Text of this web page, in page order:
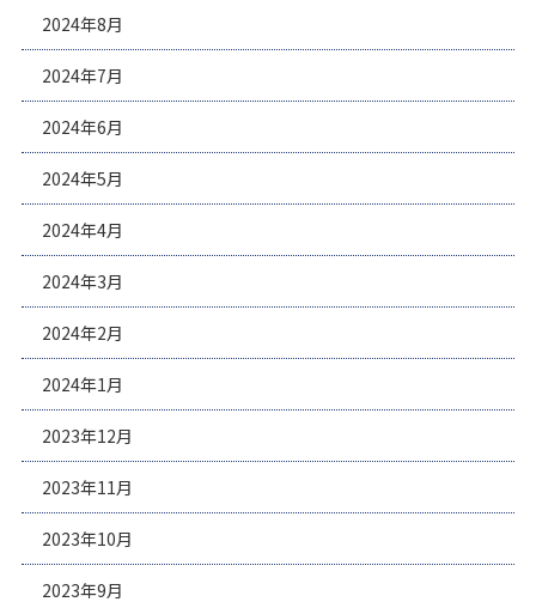
2024年8月
2024年7月
2024年6月
2024年5月
2024年4月
2024年3月
2024年2月
2024年1月
2023年12月
2023年11月
2023年10月
2023年9月